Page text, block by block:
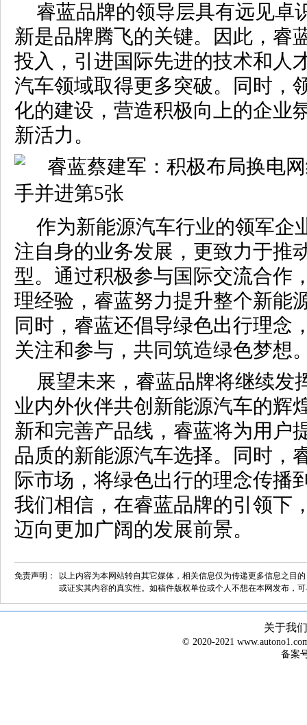
睿蓝品牌的领导层具有远见卓
新是品牌腾飞的关键。因此，睿
投入，引进国际先进的技术和人
汽车领域取得更多突破。同时，
化的建设，营造积极向上的企业
新活力。
作为新能源汽车行业的领军企
注自身的业务发展，更致力于推
型。通过积极参与国际交流合作
理经验，睿蓝努力提升整个新能
同时，睿蓝还倡导绿色出行理念
关注和参与，共同筑造绿色梦想
展望未来，睿蓝品牌将继续发
业内外伙伴共创新能源汽车的辉
新和完善产品线，睿蓝将为用户
品质的新能源汽车选择。同时，
际市场，将绿色出行的理念传播
我们相信，在睿蓝品牌的引领下
迈向更加广阔的发展前景。
免责声明：
以上内容为本网站转自其它媒体，相关信息仅为传递更多信息之目
或证实其内容的真实性。如稿件版权单位或个人不想在本网发布，
关于我们
© 2020-2021
备案